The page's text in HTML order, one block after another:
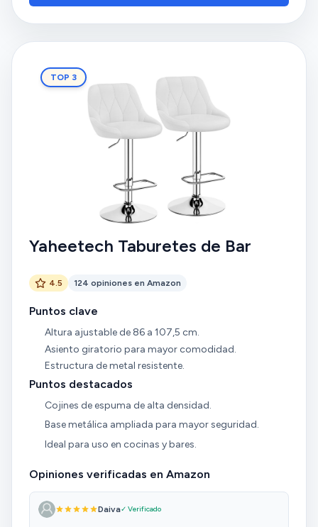
TOP 3
Yaheetech Taburetes de Bar
4.5 124 opiniones en Amazon
Puntos clave
Altura ajustable de 86 a 107,5 cm.
Asiento giratorio para mayor comodidad.
Estructura de metal resistente.
Puntos destacados
Cojines de espuma de alta densidad.
Base metálica ampliada para mayor seguridad.
Ideal para uso en cocinas y bares.
Opiniones verificadas en Amazon
Daiva✓ Verificado